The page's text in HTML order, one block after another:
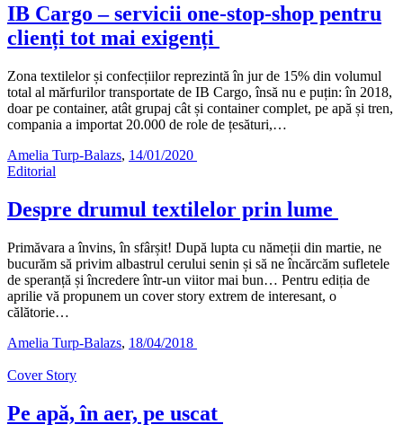
IB Cargo – servicii one-stop-shop pentru
clienți tot mai exigenți
Zona textilelor și confecțiilor reprezintă în jur de 15% din volumul
total al mărfurilor transportate de IB Cargo, însă nu e puțin: în 2018,
doar pe container, atât grupaj cât și container complet, pe apă și tren,
compania a importat 20.000 de role de țesături,…
Amelia Turp-Balazs, 14/01/2020
Editorial
Despre drumul textilelor prin lume
Primăvara a învins, în sfârșit! După lupta cu nămeții din martie, ne
bucurăm să privim albastrul cerului senin și să ne încărcăm sufletele
de speranță și încredere într-un viitor mai bun… Pentru ediția de
aprilie vă propunem un cover story extrem de interesant, o
călătorie…
Amelia Turp-Balazs, 18/04/2018
Cover Story
Pe apă, în aer, pe uscat